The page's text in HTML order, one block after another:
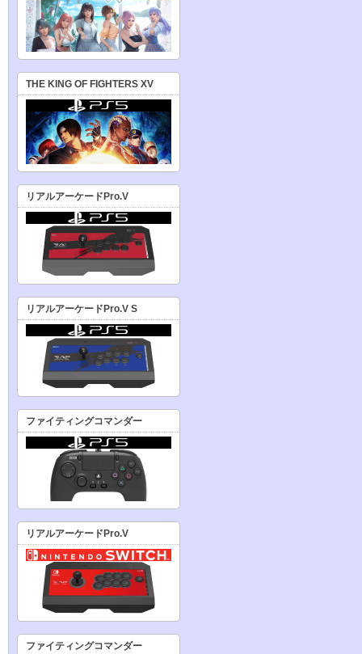
THE KING OF FIGHTERS XV
リアルアーケードPro.V
リアルアーケードPro.V S
ファイティングコマンダー
リアルアーケードPro.V
ファイティングコマンダー